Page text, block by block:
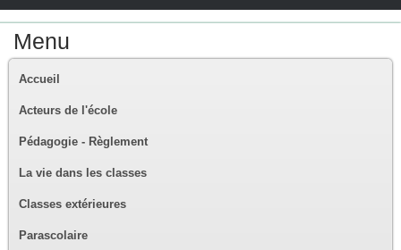
Menu
Accueil
Acteurs de l'école
Pédagogie - Règlement
La vie dans les classes
Classes extérieures
Parascolaire